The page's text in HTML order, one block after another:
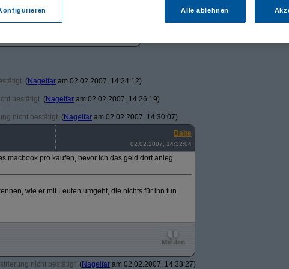
(Nagelfar am 02.02.2007, 14:24:12)
bestätigt (Nagelfar am 02.02.2007, 14:26:19)
nicht bestätigt (Nagelfar am 02.02.2007, 14:30:07)
Babe
02.02.2007, 14:32:04
macbook pro kaufen, bevor ich das geld dort anleg.
wie er mit Leuten umgeht, die nichts für ihn tun
nicht bestätigt (Nagelfar am 02.02.2007, 14:33:27)
Alle ablehnen